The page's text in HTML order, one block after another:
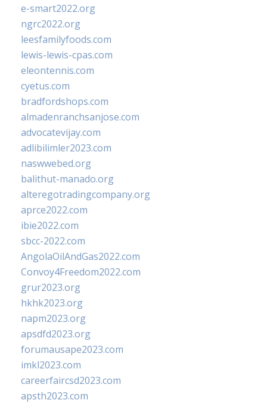
e-smart2022.org
ngrc2022.org
leesfamilyfoods.com
lewis-lewis-cpas.com
eleontennis.com
cyetus.com
bradfordshops.com
almadenranchsanjose.com
advocatevijay.com
adlibilimler2023.com
naswwebed.org
balithut-manado.org
alteregotradingcompany.org
aprce2022.com
ibie2022.com
sbcc-2022.com
AngolaOilAndGas2022.com
Convoy4Freedom2022.com
grur2023.org
hkhk2023.org
napm2023.org
apsdfd2023.org
forumausape2023.com
imkl2023.com
careerfaircsd2023.com
apsth2023.com